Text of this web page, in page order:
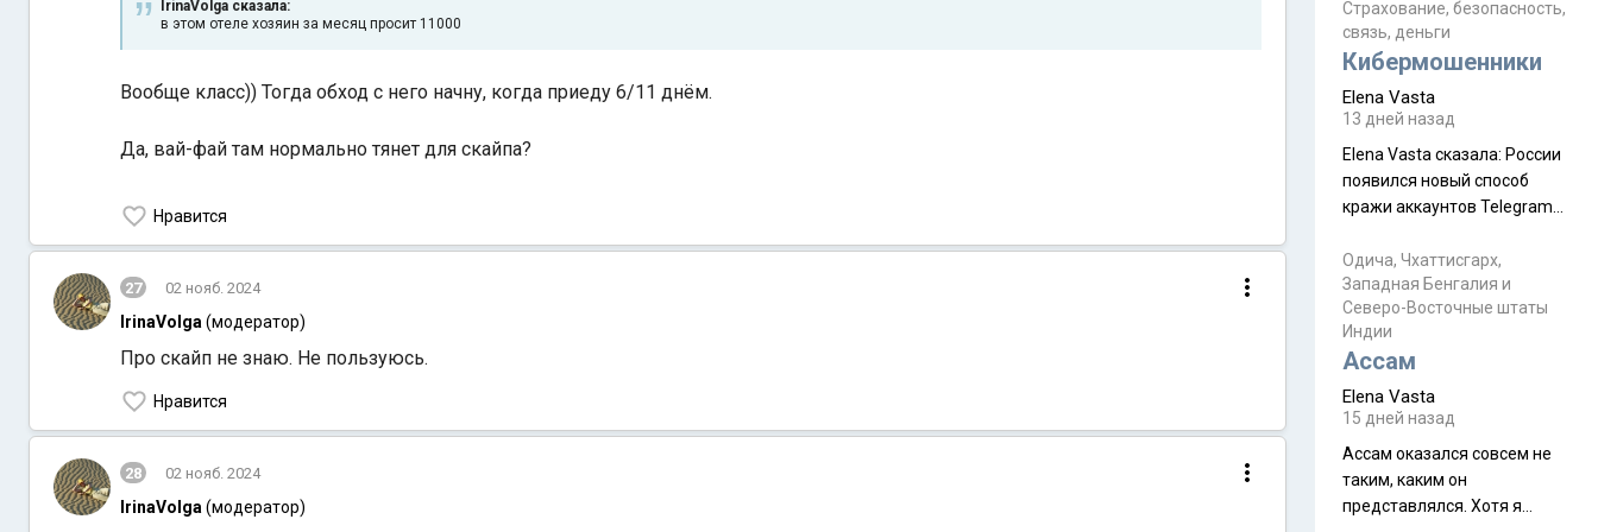
IrinaVolga сказалa:
в этом отеле хозяин за месяц просит 11000
Вообще класс)) Тогда обход с него начну, когда приеду 6/11 днём.
Да, вай-фай там нормально тянет для скайпа?
Нравится
27 02 нояб. 2024
IrinaVolga (модератор)
Про скайп не знаю. Не пользуюсь.
Нравится
28 02 нояб. 2024
IrinaVolga (модератор)
уже, как демобилизовались,
а продолжают встречаться
почти каждую неделю) и с
разводится!" Эйтан -
семьи, из тех, кого называют
"вязаные кипы". С 2022-го
Страхование, безопасность,
связь, деньги
Кибермошенники
Elena Vasta
13 дней назад
Elena Vasta сказалa: России
появился новый способ
кражи аккаунтов Telegram
Прочитайте! У моих двух
знакомых вот так увели
аккаунты
Одича, Чхаттисгарх,
Западная Бенгалия и
Северо-Восточные штаты
Индии
Ассам
Elena Vasta
15 дней назад
Ассам оказался совсем не
таким, каким он
представлялся. Хотя я